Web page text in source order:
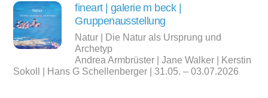
fineart | galerie m beck |
Gruppenausstellung
Natur | Die Natur als Ursprung und
Archetyp
Andrea Armbrüster | Jane Walker | Kerstin
Sokoll | Hans G Schellenberger | 31.05. – 03.07.2026